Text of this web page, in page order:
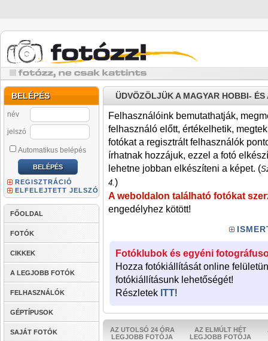
BELÉPÉS
név
jelszó
Automatikus belépés
REGISZTRÁCIÓ
ELFELEJTETT JELSZÓ
FŐOLDAL
FOTÓK
CIKKEK
A LEGJOBB FOTÓK
FELHASZNÁLÓK
GÉPTÍPUSOK
SAJÁT FOTÓK
ÜDVÖZÖLJÜK A MAGYAR HOBBI-
Felhasználóink bemutathatják,
felhasználó előtt, értékelhetik,
fotókat a regisztrált felhasználók
írhatnak hozzájuk, ezzel a fotó
lehetne jobban elkészíteni a képet. (
4.)
A weboldalon található fotókat
engedélyhez kötött!
Fotóklubok és egyéni
Hozza fotókiállítását online
fotókiállításunk lehetőségét!
Részletek ITT!
AZ UTOLSÓ 24 ÓRA
LEGJOBB FOTÓJA
AZ ELMÚLT HÉT
LEGJOBB FOTÓJA